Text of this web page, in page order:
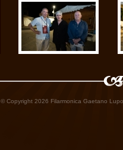
© Copyright 2026 Filarmonica Gaetano